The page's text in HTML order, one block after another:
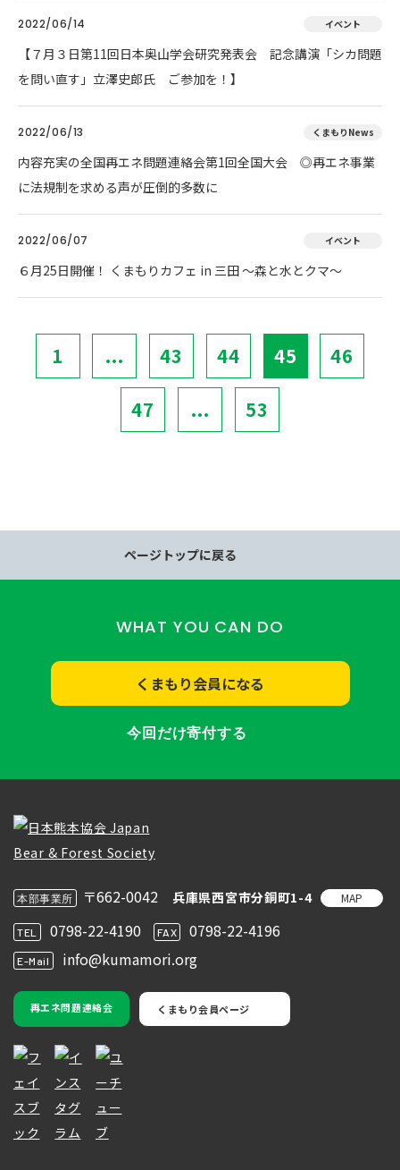
2022/06/14 イベント
【７月３日第11回日本奥山学会研究発表会 記念講演「シカ問題
を問い直す」立澤史郎氏 ご参加を！】
2022/06/13 くまもりNews
内容充実の全国再エネ問題連絡会第1回全国大会 ◎再エネ事業
に法規制を求める声が圧倒的多数に
2022/06/07 イベント
６月25日開催！ くまもりカフェ in 三田 ～森と水とクマ～
1 ... 43 44 45 46
47 ... 53
ページトップに戻る
WHAT YOU CAN DO
くまもり会員になる
今回だけ寄付する
本部事業所 〒662-0042 兵庫県西宮市分銅町1-4 MAP
TEL 0798-22-4190 FAX 0798-22-4196
E-Mail info@kumamori.org
再エネ問題連絡会 くまもり会員ページ